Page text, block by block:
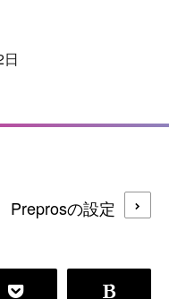
Preprosの設定